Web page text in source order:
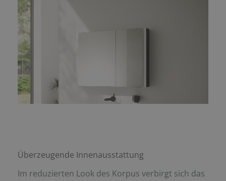
Überzeugende Innenausstattung
Im reduzierten Look des Korpus verbirgt sich das